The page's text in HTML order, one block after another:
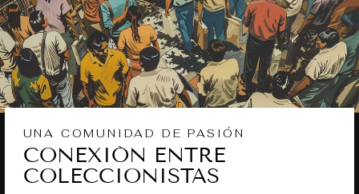
UNA COMUNIDAD DE PASIÓN
CONEXIÓN ENTRE
COLECCIONISTAS